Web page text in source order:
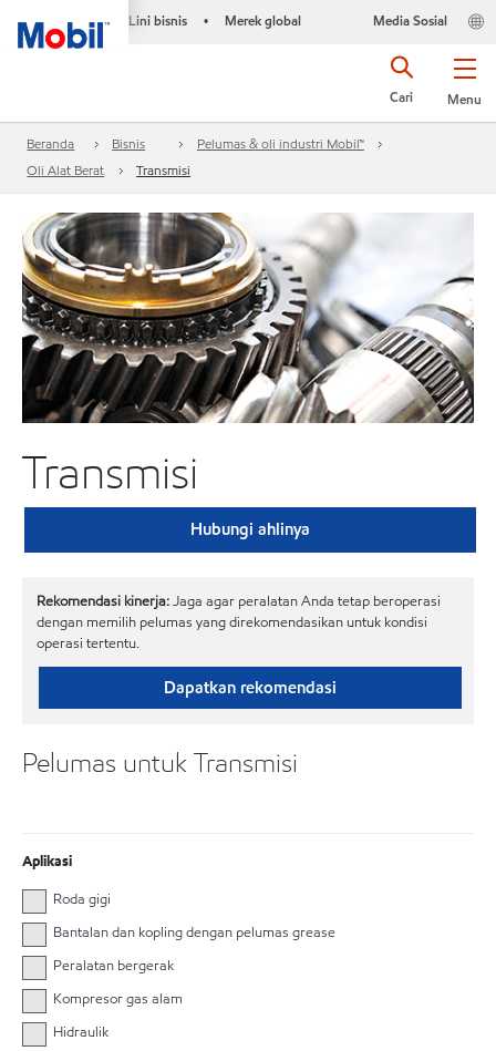
Lini bisnis • Merek global Media Sosial
Menu
Cari
Beranda Bisnis
Pelumas & oli industri Mobil™
Oli Alat Berat
Transmisi
Transmisi
Hubungi ahlinya
Rekomendasi kinerja:Jaga agar peralatan Anda tetap beroperasi
dengan memilih pelumas yang direkomendasikan untuk kondisi
operasi tertentu.
Dapatkan rekomendasi
Pelumas untuk Transmisi
Aplikasi
Roda gigi
Bantalan dan kopling dengan pelumas grease
Peralatan bergerak
Kompresor gas alam
Hidraulik